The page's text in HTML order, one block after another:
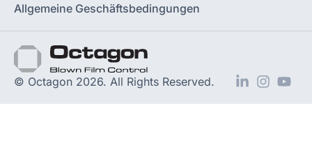
Allgemeine Geschäftsbedingungen
© Octagon 2026. All Rights Reserved.